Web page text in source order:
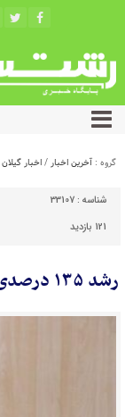
گروه : آخرین اخبار/اخبار گیلان
شناسه : 33107
121 بازدید
رشد ۱۳۵ درصدی سرمایه گذاری در حوزه تولید گیلان